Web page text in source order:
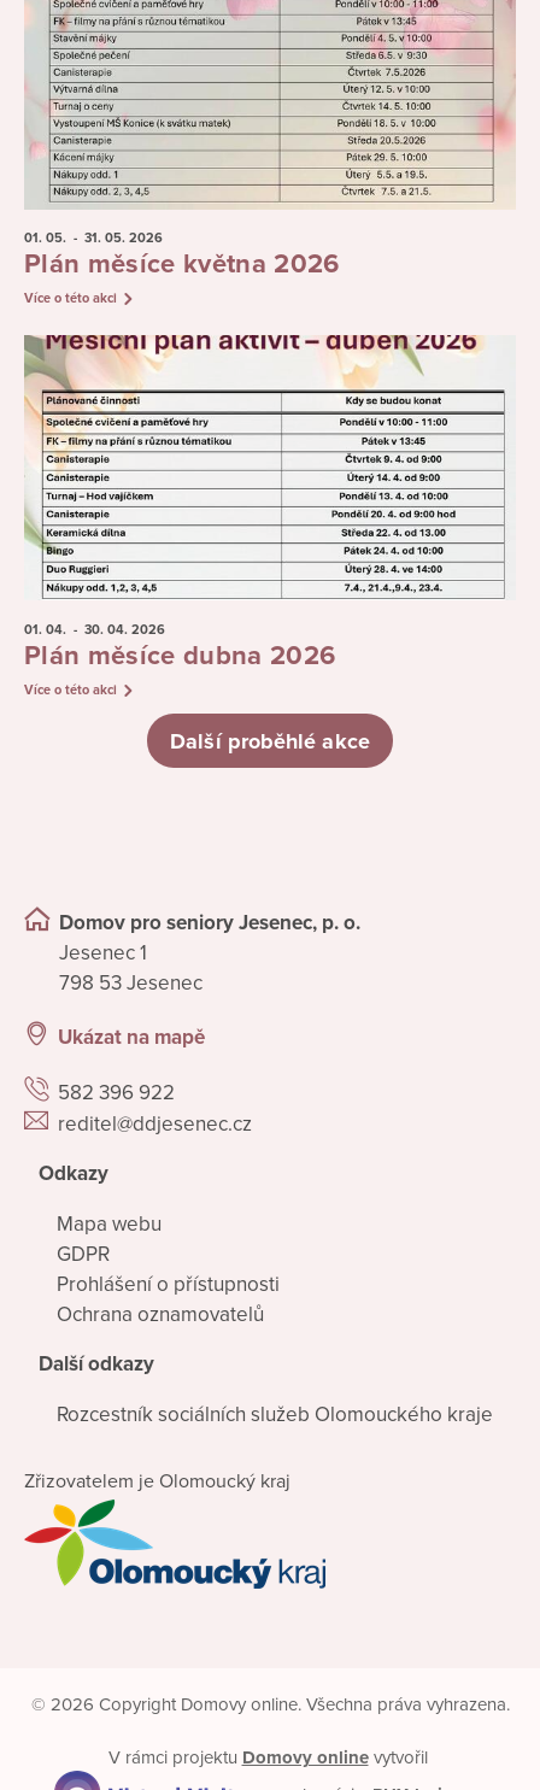
01. 05. - 31. 05. 2026
Plán měsíce května 2026
Více o této akci
01. 04. - 30. 04. 2026
Plán měsíce dubna 2026
Více o této akci
Další proběhlé akce
Domov pro seniory Jesenec, p. o.
Jesenec 1
798 53 Jesenec
Ukázat na mapě
582 396 922
reditel@ddjesenec.cz
Odkazy
Mapa webu
GDPR
Prohlášení o přístupnosti
Ochrana oznamovatelů
Další odkazy
Rozcestník sociálních služeb Olomouckého kraje
Zřizovatelem je Olomoucký kraj
© 2026 Copyright Domovy online. Všechna práva vyhrazena.
V rámci projektu Domovy onlinevytvořil